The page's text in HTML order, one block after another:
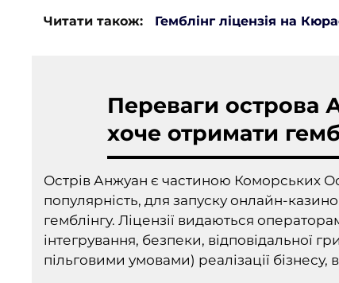
Читати також: Гемблінг ліцензія на
Переваги острова
хоче отримати
Острів Анжуан є частиною Коморських
популярність, для запуску онлайн-
гемблінгу. Ліцензії видаються
інтегрування, безпеки, відповідальної
пільговими умовами) реалізації бізнесу,